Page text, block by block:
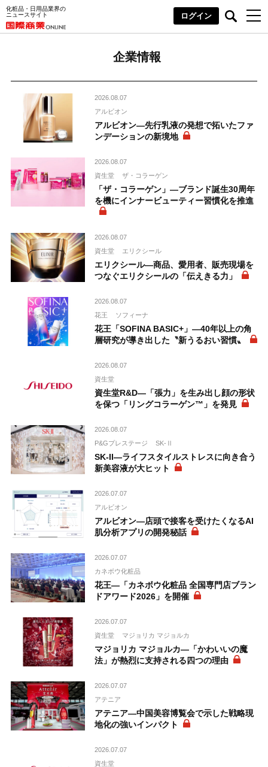
化粧品・日用品業界の
ニュースサイト
ログイン
企業情報
2026.08.07
アルビオン
アルビオン―先行乳液の発想で拓いたファ
ンデーションの新境地
2026.08.07
資生堂
ザ・コラーゲン
「ザ・コラーゲン」―ブランド誕生30周年
を機にインナービューティー習慣化を推進
2026.08.07
資生堂
エリクシール
エリクシール―商品、愛用者、販売現場を
つなぐエリクシールの「伝えきる力」
2026.08.07
花王
ソフィーナ
花王「SOFINA BASIC+」―40年以上の角
層研究が導き出した〝新うるおい習慣〟
2026.08.07
資生堂
資生堂R&D―「張力」を生み出し顔の形状
を保つ「リングコラーゲン™」を発見
2026.08.07
P&Gプレステージ
SK-Ⅱ
SK-II―ライフスタイルストレスに向き合う
新美容液が大ヒット
2026.07.07
アルビオン
アルビオン―店頭で接客を受けたくなるAI
肌分析アプリの開発秘話
2026.07.07
カネボウ化粧品
花王―「カネボウ化粧品 全国専門店ブラン
ドアワード2026」を開催
2026.07.07
資生堂
マジョリカ マジョルカ
マジョリカ マジョルカ―「かわいいの魔
法」が熱烈に支持される四つの理由
2026.07.07
アテニア
アテニア―中国美容博覧会で示した戦略現
地化の強いインパクト
2026.07.07
資生堂